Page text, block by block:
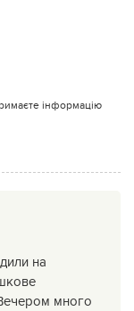
інформацію
на
много